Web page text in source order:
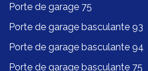
Porte de garage 75
Porte de garage basculante 93
Porte de garage basculante 94
Porte de garage basculante 75